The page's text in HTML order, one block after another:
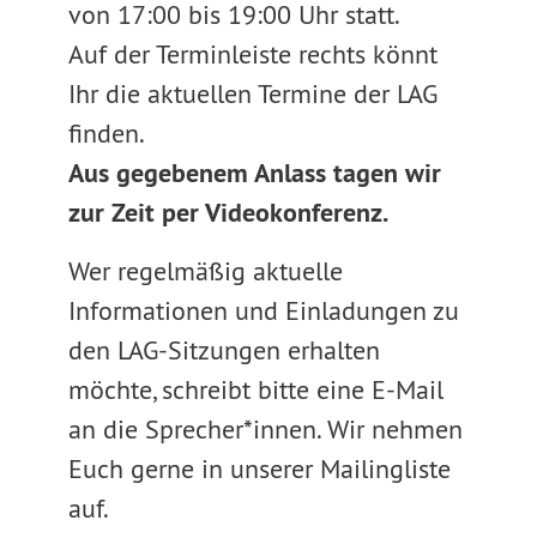
von 17:00 bis 19:00 Uhr statt.
Auf der Terminleiste rechts könnt
Ihr die aktuellen Termine der LAG
finden.
Aus gegebenem Anlass tagen wir
zur Zeit per Videokonferenz.
Wer regelmäßig aktuelle
Informationen und Einladungen zu
den LAG-Sitzungen erhalten
möchte, schreibt bitte eine E-Mail
an die Sprecher*innen. Wir nehmen
Euch gerne in unserer Mailingliste
auf.